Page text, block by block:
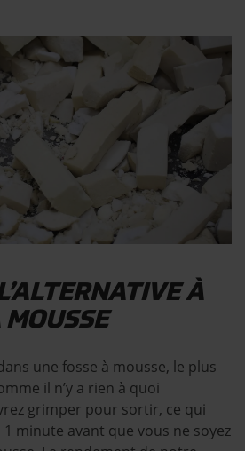
À
une fosse à mousse, le plus
il n’y a rien à quoi
grimper pour sortir, ce qui
minute avant que vous ne soyez